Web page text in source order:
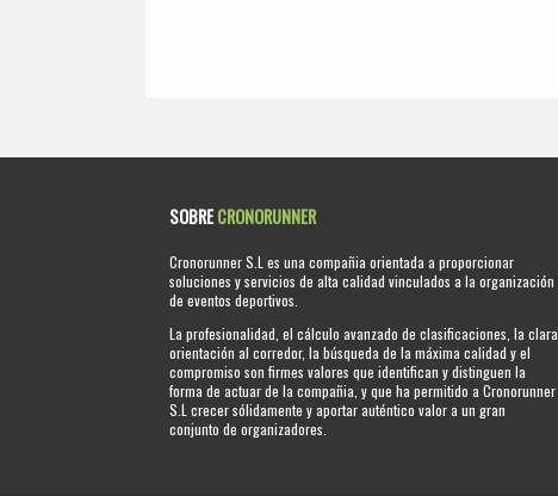
SOBRECRONORUNNER
Cronorunner S.L es una compañia orientada a proporcionar
soluciones y servicios de alta calidad vinculados a la organización
de eventos deportivos.
La profesionalidad, el cálculo avanzado de clasificaciones, la clara
orientación al corredor, la búsqueda de la máxima calidad y el
compromiso son firmes valores que identifican y distinguen la
forma de actuar de la compañia, y que ha permitido a Cronorunner
S.L crecer sólidamente y aportar auténtico valor a un gran
conjunto de organizadores.